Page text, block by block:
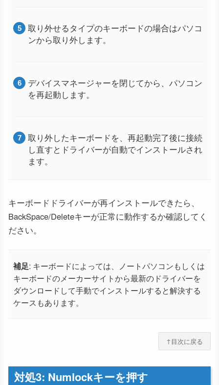
取り外せるタイプのキーボードの場合はパソコ
ンから取り外します。
デバイスマネージャーを閉じてから、パソコン
を再起動します。
取り外したキーボードを、再起動完了後に接続
し直すとドライバーが自動でインストールされ
ます。
キーボードドライバーが再インストールできたら、
BackSpace/Deleteキーが正常に動作するか確認してく
ださい。
補足: キーボードによっては、ノートパソコンもしくは
キーボードのメーカーサイトから最新のドライバーを
ダウンロードして手動でインストールすると解決する
ケースもあります。
↑目次に戻る
対処3: Numlockキーを押す